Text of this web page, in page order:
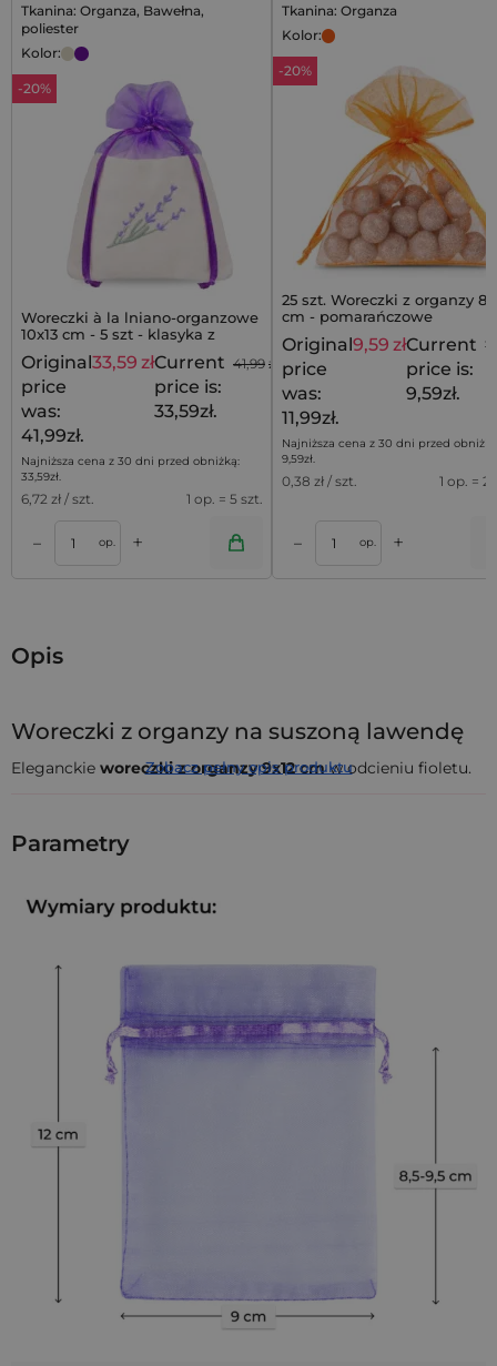
Tkanina: Organza, Bawełna,
poliester
Kolor:
-20%
Woreczki à la lniano-organzowe
10x13 cm - 5 szt - klasyka z
lawendowym akcentem
41,99 zł
Original
price
was:
41,99zł.
33,59 złCurrent
price is:
33,59zł.
Najniższa cena z 30 dni przed obniżką:
33,59zł.
6,72 zł / szt. 1 op. = 5 szt.
– op. +
Tkanina: Organza
Kolor:
-20%
25 szt. Woreczki z organzy 8
cm - pomarańczowe
Original
price
was:
11,99zł.
9,59 złCurrent
price is:
9,59zł.
Najniższa cena z 30 dni przed
9,59zł.
0,38 zł / szt. 1 op. =
– op. +
Dodaj do koszyka
Opis
Woreczki z organzy na suszoną lawendę
Eleganckie woreczki z organzy 9x12 cmw odcieniu fioletu.
To praktyczne i łatwe w użyciu opakowania wielokrotnego
Puste woreczki na lawendę
Wymiary
9x12 cmsprawiają, że są to uniwersalne, małe
opakowania idealne dla branży lawendowej i handmade.
Każdy woreczek wyposażony jest wściągacz z podwójną
satynową wstążką, która umożliwia szybkie i wygodne
zamknięcie - poprzez zaciągnięcie wstążek z obu stron.
ozdobny kołnierz nad tunelem
nadaje im
tkanina eksponuje zawartość, np. suszoną lawendę czy
biżuterię.
Zobacz pełny opis produktu
Parametry